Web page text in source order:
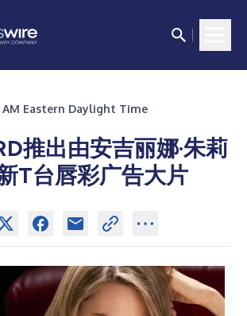
AM Eastern Daylight Time
推出由安吉丽娜·朱莉
T台唇彩广告大片